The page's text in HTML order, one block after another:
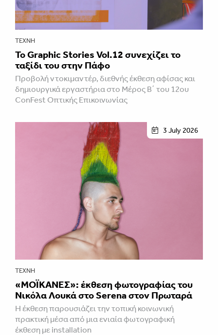
ΤΈΧΝΗ
Το Graphic Stories Vol.12 συνεχίζει το
ταξίδι του στην Πάφο
Προβολή ντοκιμαντέρ, διεθνής έκθεση αφίσας και
δημιουργικά εργαστήρια στο Μέρος Β΄ του 12ου
ConFest Οπτικής Επικοινωνίας
3 July 2026
ΤΈΧΝΗ
«ΜΟΪΚΑΝΕΣ»: έκθεση φωτογραφίας του
Νικόλα Λουκά στο Serena στον Πρωταρά
H έκθεση παρουσιάζει την τοπική κοινωνική
πρακτική μέσα από μια ενιαία φωτογραφική
έκθεση με installation